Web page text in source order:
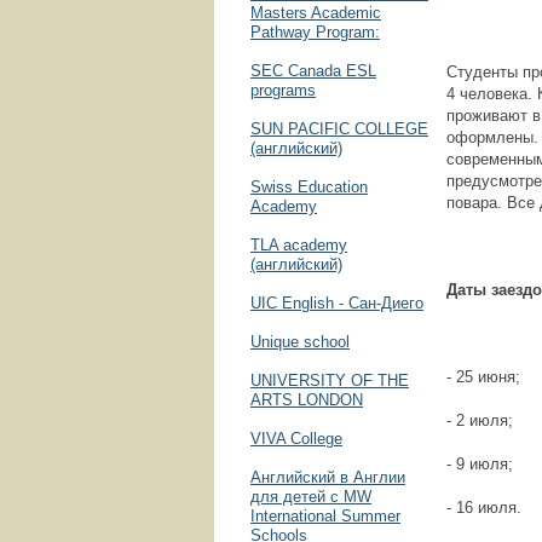
Masters Academic
Pathway Program:
SEC Canada ESL
programs
SUN PACIFIC COLLEGE
(английский)
Swiss Education
Academy
TLA academy
(английский)
UIC English - Сан-Диего
Unique school
UNIVERSITY OF THE
ARTS LONDON
VIVA Сollege
Английский в Англии
для детей с MW
International Summer
Schools
Студенты
4 человека.
проживают
оформлены.
повара. Все
Даты
- 25 июня;
- 2 июля;
- 9 июля;
- 16 июля.